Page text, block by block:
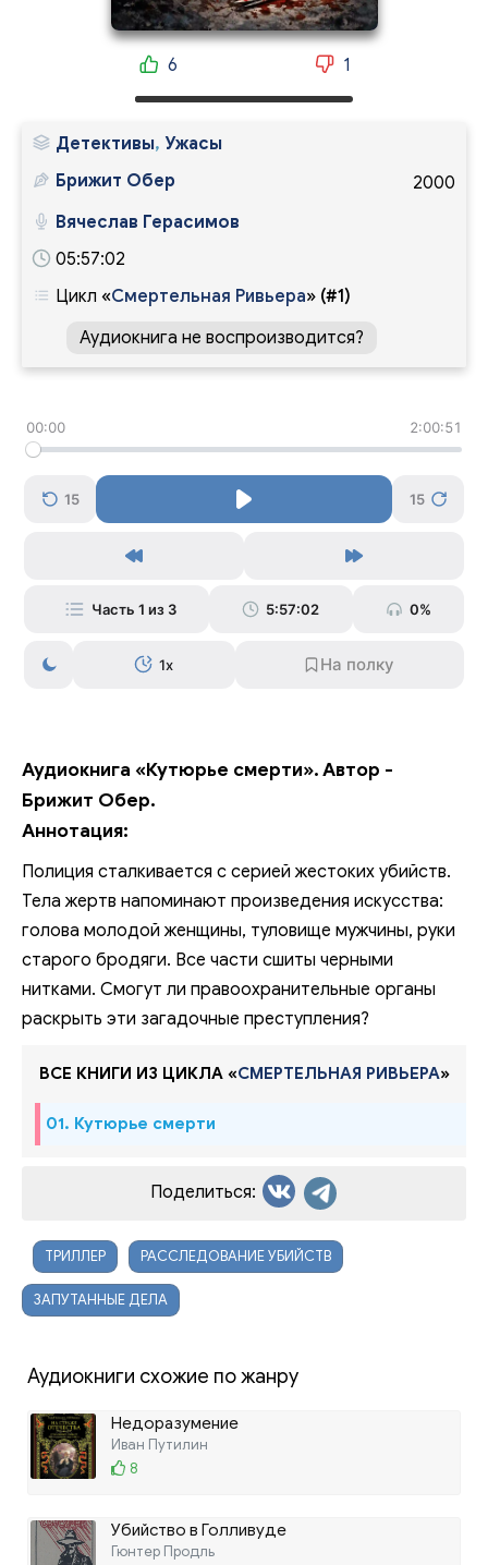
6 1
Детективы, Ужасы
2000
Брижит Обер
Вячеслав Герасимов
05:57:02
Цикл «Смертельная Ривьера» (#1)
Аудиокнига не воспроизводится?
00:00 2:00:51
15 15
Часть 1 из 3 5:57:02 0%
1x
Аудиокнига «Кутюрье смерти». Автор -
Брижит Обер.
Аннотация:
Полиция сталкивается с серией жестоких убийств.
Тела жертв напоминают произведения искусства:
голова молодой женщины, туловище мужчины, руки
старого бродяги. Все части сшиты черными
нитками. Смогут ли правоохранительные органы
раскрыть эти загадочные преступления?
ВСЕ КНИГИ ИЗ ЦИКЛА «СМЕРТЕЛЬНАЯ РИВЬЕРА»
01. Кутюрье смерти
Поделиться:
ТРИЛЛЕР РАССЛЕДОВАНИЕ УБИЙСТВ
ЗАПУТАННЫЕ ДЕЛА
Аудиокниги схожие по жанру
Недоразумение
Иван Путилин
8
Убийство в Голливуде
Гюнтер Продль